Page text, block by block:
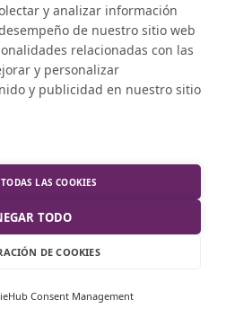
Política de
cookies
Condiciones de
y analizar información
de nuestro sitio web
relacionadas con las
y personalizar
y publicidad en nuestro sitio
LAS COOKIES
TODO
DE COOKIES
Consent Management